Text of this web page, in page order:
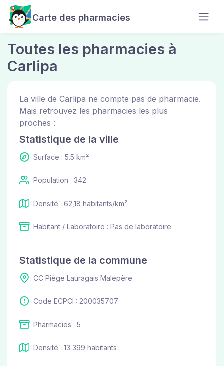
Carte des pharmacies
Toutes les pharmacies à
Carlipa
La ville de Carlipa ne compte pas de pharmacie.
Mais retrouvez les pharmacies les plus
proches :
Statistique de la ville
Surface : 5.5 km²
Population : 342
Densité : 62,18 habitants/km²
Habitant / Laboratoire : Pas de laboratoire
Statistique de la commune
CC Piège Lauragais Malepère
Code ECPCI : 200035707
Pharmacies : 5
Densité : 13 399 habitants